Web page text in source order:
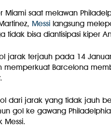
Miami saat melawan
Messilangsung
bisa diantisipasi kiper
jarak terjauh pada 14
memperkuat Barcelona
dari jarak yang tidak jauh
gol ke gawang